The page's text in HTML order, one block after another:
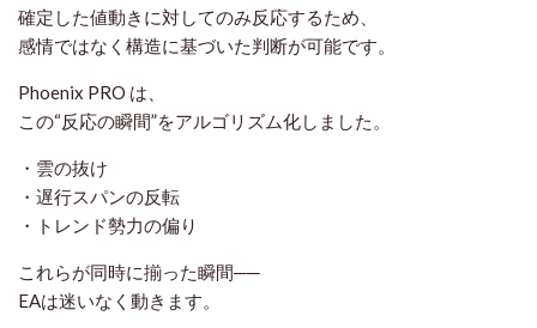
確定した値動きに対してのみ反応するため、
感情ではなく 構造に基づいた判断が可能です。
Phoenix PRO は、
この“反応の瞬間”をアルゴリズム化しました。
・雲の抜け
・遅行スパンの反転
・トレンド勢力の偏り
これらが同時に揃った瞬間──
EAは迷いなく動きます。